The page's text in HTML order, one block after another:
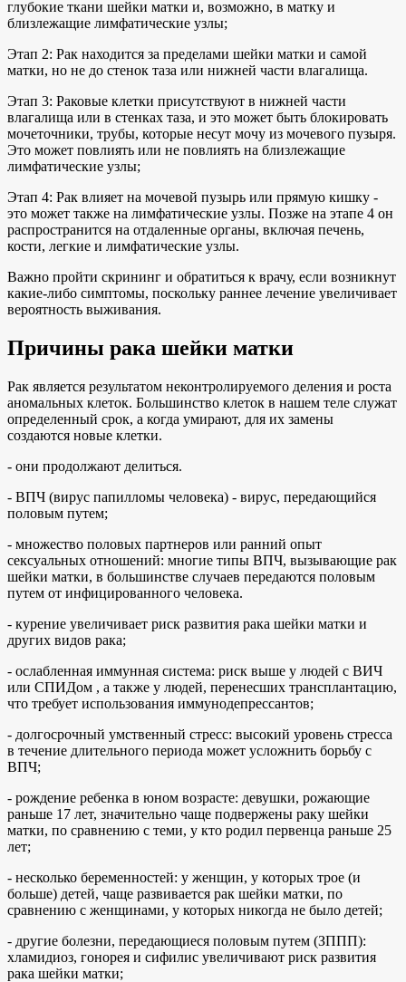
глубокие ткани шейки матки и, возможно, в матку и
близлежащие лимфатические узлы;
Этап 2: Рак находится за пределами шейки матки и самой
матки, но не до стенок таза или нижней части влагалища.
Этап 3: Раковые клетки присутствуют в нижней части
влагалища или в стенках таза, и это может быть блокировать
мочеточники, трубы, которые несут мочу из мочевого пузыря.
Это может повлиять или не повлиять на близлежащие
лимфатические узлы;
Этап 4: Рак влияет на мочевой пузырь или прямую кишку -
это может также на лимфатические узлы. Позже на этапе 4 он
распространится на отдаленные органы, включая печень,
кости, легкие и лимфатические узлы.
Важно пройти скрининг и обратиться к врачу, если возникнут
какие-либо симптомы, поскольку раннее лечение увеличивает
вероятность выживания.
Причины рака шейки матки
Рак является результатом неконтролируемого деления и роста
аномальных клеток. Большинство клеток в нашем теле служат
определенный срок, а когда умирают, для их замены
создаются новые клетки.
- они продолжают делиться.
- ВПЧ (вирус папилломы человека) - вирус, передающийся
половым путем;
- множество половых партнеров или ранний опыт
сексуальных отношений: многие типы ВПЧ, вызывающие рак
шейки матки, в большинстве случаев передаются половым
путем от инфицированного человека.
- курение увеличивает риск развития рака шейки матки и
других видов рака;
- ослабленная иммунная система: риск выше у людей с ВИЧ
или СПИДом , а также у людей, перенесших трансплантацию,
что требует использования иммунодепрессантов;
- долгосрочный умственный стресс: высокий уровень стресса
в течение длительного периода может усложнить борьбу с
ВПЧ;
- рождение ребенка в юном возрасте: девушки, рожающие
раньше 17 лет, значительно чаще подвержены раку шейки
матки, по сравнению с теми, у кто родил первенца раньше 25
лет;
- несколько беременностей: у женщин, у которых трое (и
больше) детей, чаще развивается рак шейки матки, по
сравнению с женщинами, у которых никогда не было детей;
- другие болезни, передающиеся половым путем (ЗППП):
хламидиоз, гонорея и сифилис увеличивают риск развития
рака шейки матки;